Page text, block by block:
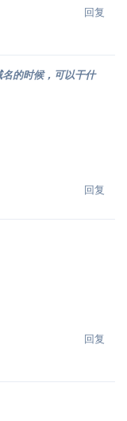
回复
的时候，可以干什
回复
回复